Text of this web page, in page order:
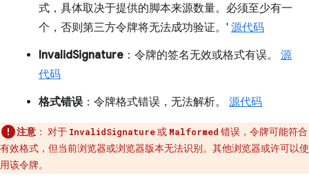
式，具体取决于提供的脚本来源数量。必须至少有一
个，否则第三方令牌将无法成功验证。' 源代码
InvalidSignature ：令牌的签名无效或格式有误。 源
代码
格式错误 ：令牌格式错误，无法解析。 源代码
注意 ： 对于 InvalidSignature或 Malformed 错误，令牌可能符合
有效格式，但当前浏览器或浏览器版本无法识别。其他浏览器或许可以使
用该令牌。